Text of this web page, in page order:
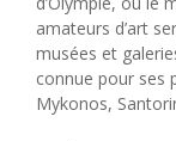
amateurs d’art
musées et
connue pour ses
Mykonos,